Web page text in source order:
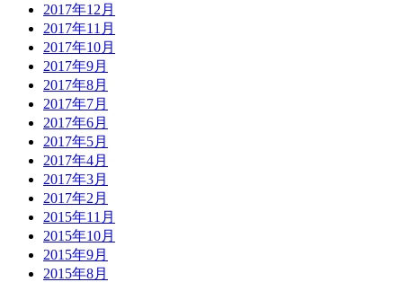
2017年12月
2017年11月
2017年10月
2017年9月
2017年8月
2017年7月
2017年6月
2017年5月
2017年4月
2017年3月
2017年2月
2015年11月
2015年10月
2015年9月
2015年8月